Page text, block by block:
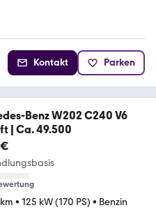
Kontakt Parken
Benz W202 C240 V6
| Ca. 49.500
• 125 kW (170 PS) • Benzin